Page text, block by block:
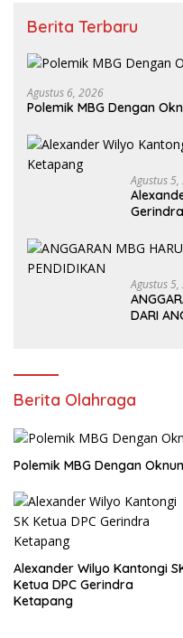
Berita Terbaru
Agustus 6, 2026
Polemik MBG Dengan
Agustus
Agustus
DARI
Berita Olahraga
Polemik MBG Dengan
Alexander Wilyo Kantongi
Ketua DPC Gerindra
Ketapang